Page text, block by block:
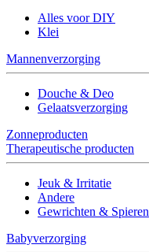
Alles voor DIY
Klei
Mannenverzorging
Douche & Deo
Gelaatsverzorging
Zonneproducten
Therapeutische producten
Jeuk & Irritatie
Andere
Gewrichten & Spieren
Babyverzorging